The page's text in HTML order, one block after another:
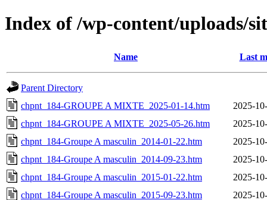
Index of /wp-content/uploads/
Name Last
Parent Directory
chpnt_184-GROUPE A MIXTE_2025-01-14.htm
2025-
chpnt_184-GROUPE A MIXTE_2025-05-26.htm
2025-
chpnt_184-Groupe A masculin_2014-01-22.htm
2025-
chpnt_184-Groupe A masculin_2014-09-23.htm
2025-
chpnt_184-Groupe A masculin_2015-01-22.htm
2025-
chpnt_184-Groupe A masculin_2015-09-23.htm
2025-